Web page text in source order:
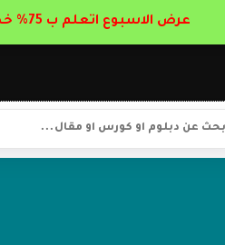
عرض الاسبوع اتعلم ب 75% خصم : احجز مقعدك الان